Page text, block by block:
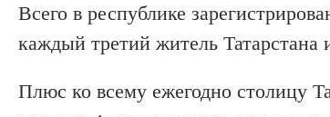
Всего в республике
каждый третий житель Татарстана
Плюс ко всему ежегодно столицу